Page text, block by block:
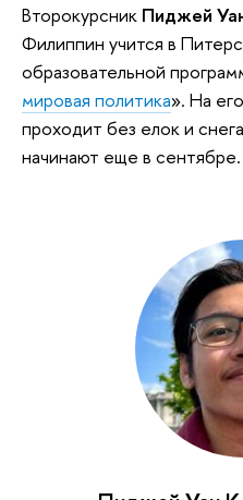
Второкурсник Пиджей
Филиппин учится в
образовательной
мировая политика». На
проходит без елок и
начинают еще в сентябре.